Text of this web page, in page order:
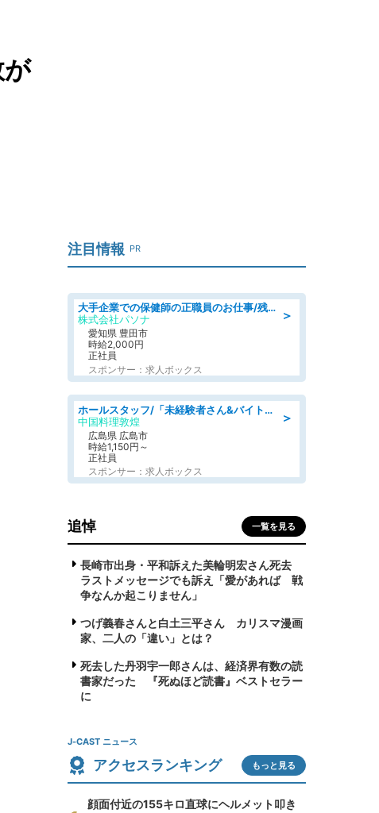
注目情報 PR
＞
大手企業での保健師の正職員のお仕事/残業なし/要資格:保健師
株式会社パソナ
愛知県 豊田市
時給2,000円
正社員
スポンサー：求人ボックス
＞
ホールスタッフ/「未経験者さん&バイトデビューも大歓迎」残業ほぼなし×1日3時間〜勤務OK!フォロー体制も充実/広島県/広島市南区
中国料理敦煌
広島県 広島市
時給1,150円～
正社員
スポンサー：求人ボックス
追悼 一覧を見る
長崎市出身・平和訴えた美輪明宏さん死去
ラストメッセージでも訴え「愛があれば 戦
争なんか起こりません」
つげ義春さんと白土三平さん カリスマ漫画
家、二人の「違い」とは？
死去した丹羽宇一郎さんは、経済界有数の読
書家だった 『死ぬほど読書』ベストセラー
に
J-CAST ニュース
アクセスランキング もっと見る
顔面付近の155キロ直球にヘルメット叩き